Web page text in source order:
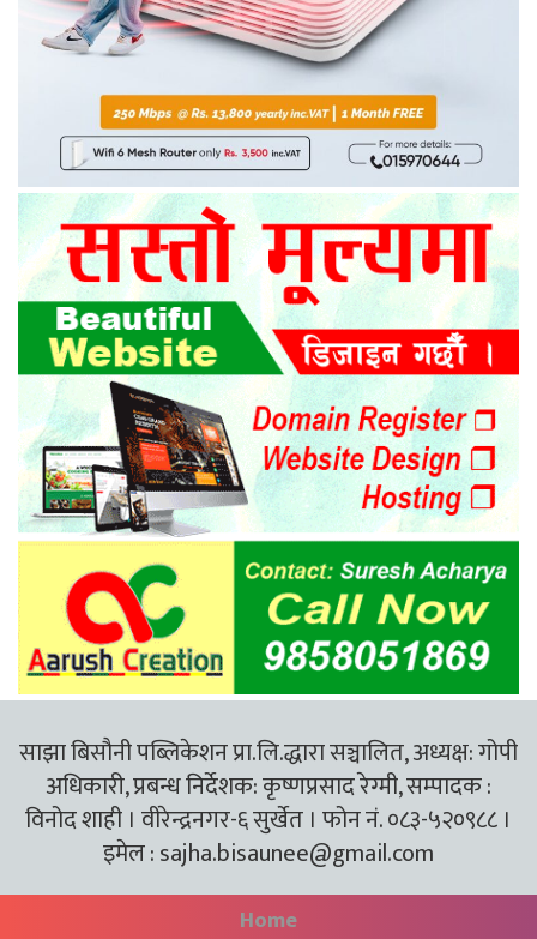
साझा बिसौनी पब्लिकेशन प्रा.लि.द्धारा सञ्चालित, अध्यक्ष: गोपी
अधिकारी, प्रबन्ध निर्देशक: कृष्णप्रसाद रेग्मी, सम्पादक :
विनोद शाही । वीरेन्द्रनगर-६ सुर्खेत । फोन नं. ०८३-५२०९८८ ।
इमेल :sajha.bisaunee@gmail.com
Home